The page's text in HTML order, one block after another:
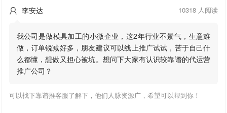
 李安达 10318 人阅读
我公司是做模具加工的小微企业，这2年行业不景气，生意难
做，订单锐减好多，朋友建议可以线上推广试试，苦于自己什
么都懂，想做又担心被坑。想问下大家有认识较靠谱的代运营
推广公司？
可以找下靠谱推客服了解下，他们人脉资源广，希望可以帮到你！